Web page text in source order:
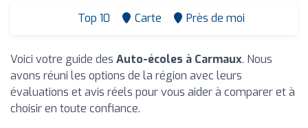
Top 10 Carte Près de moi
Voici votre guide des Auto-écoles à Carmaux. Nous
avons réuni les options de la région avec leurs
évaluations et avis réels pour vous aider à comparer et à
choisir en toute confiance.